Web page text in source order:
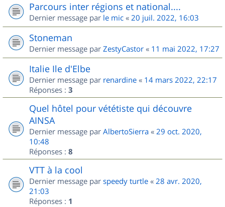
Parcours inter régions et national....
Dernier message par le mic « 20 juil. 2022, 16:03
Stoneman
Dernier message par ZestyCastor « 11 mai 2022, 17:27
Italie Ile d'Elbe
Dernier message par renardine « 14 mars 2022, 22:17
Réponses : 3
Quel hôtel pour vététiste qui découvre
AINSA
Dernier message par AlbertoSierra « 29 oct. 2020,
10:48
Réponses : 8
VTT à la cool
Dernier message par speedy turtle « 28 avr. 2020,
21:03
Réponses : 1